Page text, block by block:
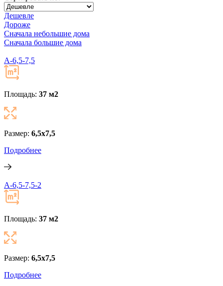
Дешевле
Дороже
Сначала небольшие дома
Сначала большие дома
A-6,5-7,5
Площадь: 37 м2
Размер: 6,5х7,5
Подробнее
A-6,5-7,5-2
Площадь: 37 м2
Размер: 6,5х7,5
Подробнее